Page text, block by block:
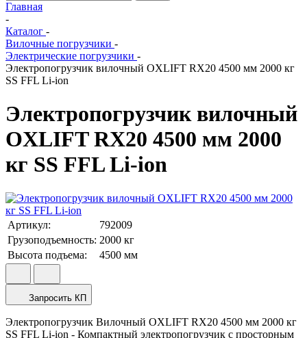
Главная
-
Каталог -
Вилочные погрузчики -
Электрические погрузчики -
Электропогрузчик вилочный OXLIFT RX20 4500 мм 2000 кг
SS FFL Li-ion
Электропогрузчик вилочный
OXLIFT RX20 4500 мм 2000
кг SS FFL Li-ion
Артикул:
792009
Грузоподъемность: 2000 кг
Высота подъема:
4500 мм
Запросить КП
Электропогрузчик Вилочный OXLIFT RX20 4500 мм 2000 кг
SS FFL Li-ion - Компактный электропогрузчик с просторным